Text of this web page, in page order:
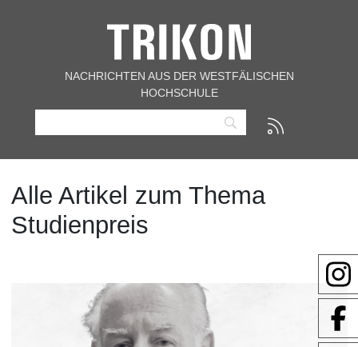
NACHRICHTEN AUS DER WESTFÄLISCHEN
HOCHSCHULE
Alle Artikel zum Thema
Studienpreis